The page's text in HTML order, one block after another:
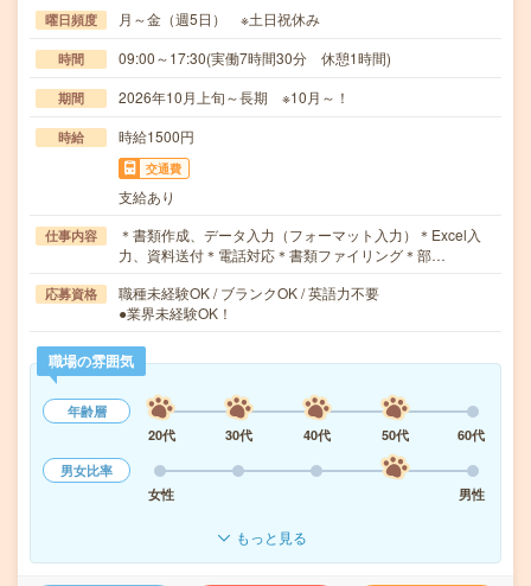
曜日頻度 月～金（週5日） ※土日祝休み
時間 09:00～17:30(実働7時間30分 休憩1時間)
期間 2026年10月上旬～長期 ※10月～！
時給 時給1500円
交通費
支給あり
仕事内容
＊書類作成、データ入力（フォーマット入力）＊Excel入
力、資料送付＊電話対応＊書類ファイリング＊部…
応募資格
職種未経験OK / ブランクOK / 英語力不要
●業界未経験OK！
職場の雰囲気
年齢層
20代
30代 40代 50代
60代
男女比率
女性
男性
もっと見る